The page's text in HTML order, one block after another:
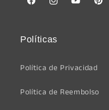
FacebookInstagramYouTube
Políticas
Política de Privacidad
Política de Reembolso